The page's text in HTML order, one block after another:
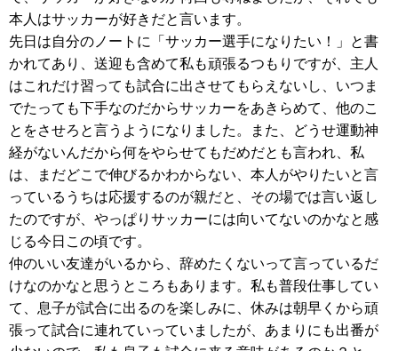
本人はサッカーが好きだと言います。
先日は自分のノートに「サッカー選手になりたい！」と書
かれてあり、送迎も含めて私も頑張るつもりですが、主人
はこれだけ習っても試合に出させてもらえないし、いつま
でたっても下手なのだからサッカーをあきらめて、他のこ
とをさせろと言うようになりました。また、どうせ運動神
経がないんだから何をやらせてもだめだとも言われ、私
は、まだどこで伸びるかわからない、本人がやりたいと言
っているうちは応援するのが親だと、その場では言い返し
たのですが、やっぱりサッカーには向いてないのかなと感
じる今日この頃です。
仲のいい友達がいるから、辞めたくないって言っているだ
けなのかなと思うところもあります。私も普段仕事してい
て、息子が試合に出るのを楽しみに、休みは朝早くから頑
張って試合に連れていっていましたが、あまりにも出番が